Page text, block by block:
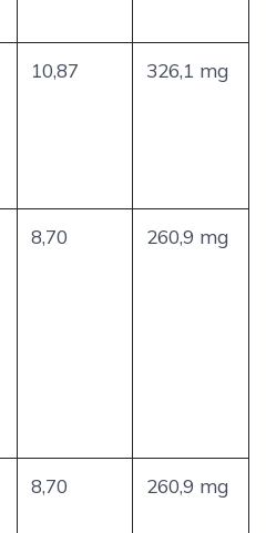
10,87 326,1 mg
8,70 260,9 mg
8,70 260,9 mg